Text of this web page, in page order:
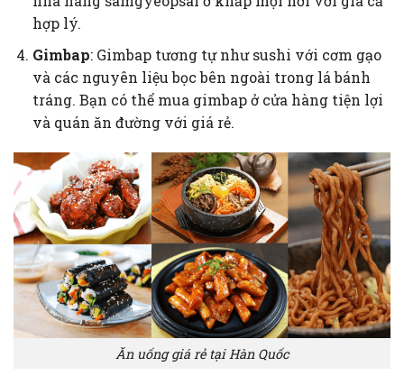
hợp lý.
Gimbap: Gimbap tương tự như sushi với cơm gạo
và các nguyên liệu bọc bên ngoài trong lá bánh
tráng. Bạn có thể mua gimbap ở cửa hàng tiện lợi
và quán ăn đường với giá rẻ.
Ăn uống giá rẻ tại Hàn Quốc